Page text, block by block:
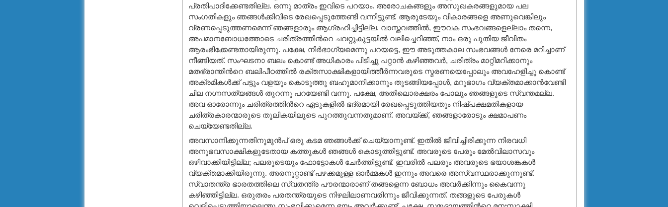
പ്രതിപാദിക്കേണ്ടതില്ല. ഒന്നു മാത്രം ഇവിടെ പറയാം. അരോചകങ്ങളും അസുഖകരങ്ങളുമായ പല
സംഗതികളും ഞങ്ങള്‍ക്കിവിടെ രേഖപ്പെടുത്തേണ്ടി വന്നിട്ടുണ്ട്. ആരുടേയും വികാരങ്ങളെ അണുവെങ്കിലും
വ്രണപ്പെടുത്തണമെന്ന് ഞങ്ങളാരും ആഗ്രഹിച്ചിട്ടില്ല. വാസ്തവത്തില്‍, ഈവക സംഭവങ്ങളെല്ലാം തന്നെ,
അപമാനബോധത്തോടെ ചരിത്രത്തിന്‍റെ ചവറ്റുകുട്ടയില്‍ വലിച്ചെറിഞ്ഞ്, നാം ഒരു പുതിയ ജീവിതം
ആരംഭിക്കേണ്ടതായിരുന്നു. പക്ഷേ, നിര്‍ഭാഗ്യമെന്നു പറയട്ടെ, ഈ അടുത്തകാല സംഭവങ്ങള്‍ നേരെ മറിച്ചാണ്
നീങ്ങിയത്. സംഘടനാ ബലം കൊണ്ട് അധികാരം പിടിച്ചു പറ്റാന്‍ കഴിഞ്ഞവര്‍, ചരിത്രം മാറ്റിമറിക്കാനും
മതഭ്രാന്തിന്‍റെ ബലിപീഠത്തില്‍ രക്തസാക്ഷികളായിത്തീര്‍ന്നവരുടെ സ്മരണയെപ്പോലും അവഹേളിച്ചു കൊണ്ട്
അക്രമികള്‍ക്ക് പട്ടും വളയും കൊടുത്തു ബഹുമാനിക്കാനും തുടങ്ങിയപ്പോള്‍, മറുഭാഗം വ്യക്തമാക്കാന്‍വേണ്ടി
ചില നഗ്നസത്യങ്ങള്‍ തുറന്നു പറയേണ്ടി വന്നു. പക്ഷേ, അതിലൊരക്ഷരം പോലും ഞങ്ങളുടെ സ്വന്തമല്ല.
അവ ഓരോന്നും ചരിത്രത്തിന്‍റെ ഏടുകളില്‍ ഭദ്രമായി രേഖപ്പെടുത്തിയതും നിഷ്പക്ഷമതികളായ
ചരിത്രകാരന്മാരുടെ തൂലികയിലൂടെ പുറത്തുവന്നതുമാണ്. അവയ്ക്ക്, ഞങ്ങളാരോടും ക്ഷമാപണം
ചെയ്യേണ്ടതില്ല.
അവസാനിക്കുന്നതിനുമുന്‍പ് ഒരു കടമ ഞങ്ങള്‍ക്ക് ചെയ്യാനുണ്ട്. ഇതില്‍ ജീവിച്ചിരിക്കുന്ന നിരവധി
അനുഭവസാക്ഷികളുടേതായ കത്തുകള്‍ ഞങ്ങള്‍ കൊടുത്തിട്ടുണ്ട്. അവരുടെ പേരും മേല്‍വിലാസവും
ഒഴിവാക്കിയിട്ടില്ല; പലരുടെയും ഫോട്ടോകള്‍ ചേര്‍ത്തിട്ടുണ്ട്. ഇവരില്‍ പലരും അവരുടെ ഭയാശങ്കകള്‍
വ്യക്തമാക്കിയിരുന്നു. അരനൂറ്റാണ്ട് പഴക്കമുള്ള ഓര്‍മ്മകള്‍ ഇന്നും അവരെ അസ്വസ്ഥരാക്കുന്നുണ്ട്.
സ്വാതന്ത്ര ഭാരതത്തിലെ സ്വതന്ത്ര പൗരന്മാരാണ് തങ്ങളെന്ന ബോധം അവര്‍ക്കിന്നും കൈവന്നു
കഴിഞ്ഞിട്ടില്ല. ഒരുതരം പരതന്ത്രയുടെ നിഴലിലാണവരിന്നും ജീവിക്കുന്നത്. തങ്ങളുടെ പേരുകള്‍